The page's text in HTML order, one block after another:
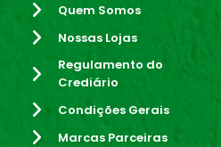
Quem Somos
Nossas Lojas
Regulamento do
Crediário
Condições Gerais
Marcas Parceiras